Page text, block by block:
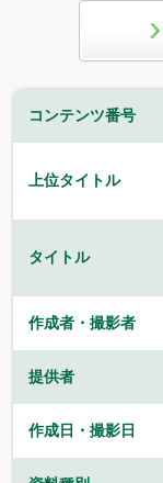
コンテンツ番号
上位タイトル
タイトル
作成者・撮影者
提供者
作成日・撮影日